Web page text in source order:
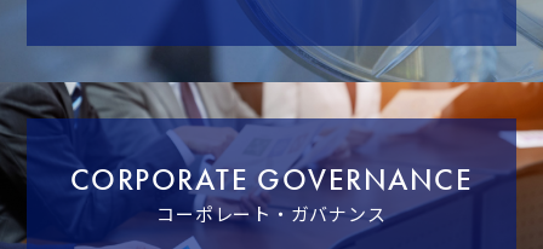
CORPORATE GOVERNANCE
コーポレート・ガバナンス